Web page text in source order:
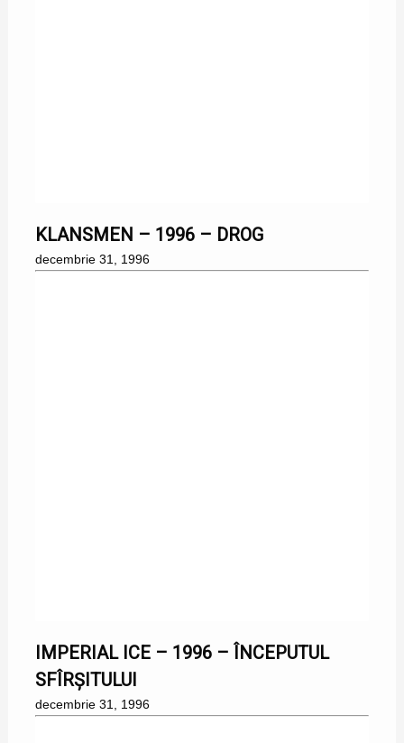
KLANSMEN – 1996 – DROG
decembrie 31, 1996
IMPERIAL ICE – 1996 – ÎNCEPUTUL
SFÎRȘITULUI
decembrie 31, 1996